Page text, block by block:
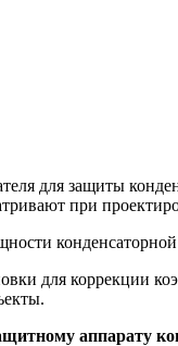
для защиты
при
для коррекции
аппарату